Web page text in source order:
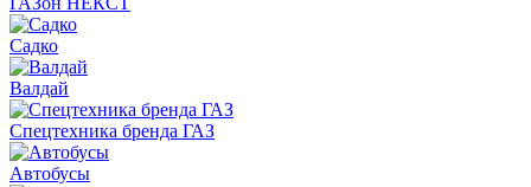
Садко
Валдай
Спецтехника бренда ГАЗ
Автобусы